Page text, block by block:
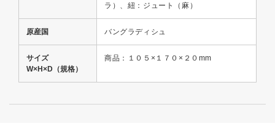
ラ）、紐：ジュート（麻）
原産国 バングラディシュ
サイズ
W×H×D（規格）
商品：１０５×１７０×２０mm